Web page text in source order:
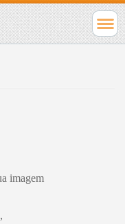
imagem